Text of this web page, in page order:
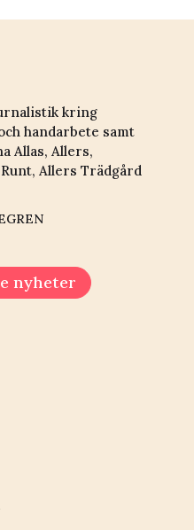
kring
handarbete samt
Allas, Allers,
Allers Trädgård
nyheter